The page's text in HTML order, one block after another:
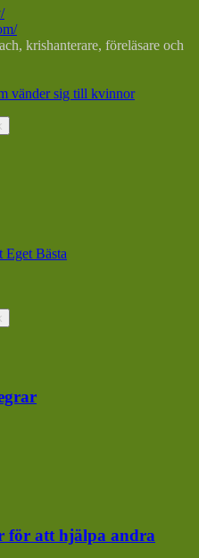
krishanterare, föreläsare och
vänder sig till kvinnor
Bästa
för att hjälpa andra